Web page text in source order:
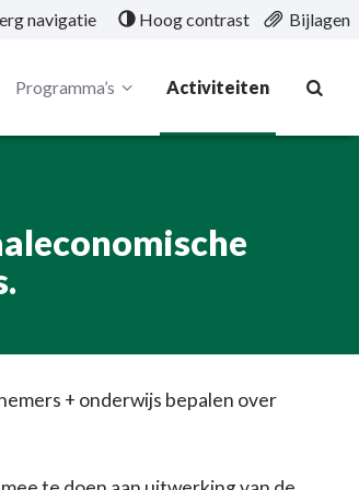
navigatie Hoog contrast Bijlagen
Programma’s Activiteiten
+ onderwijs bepalen over